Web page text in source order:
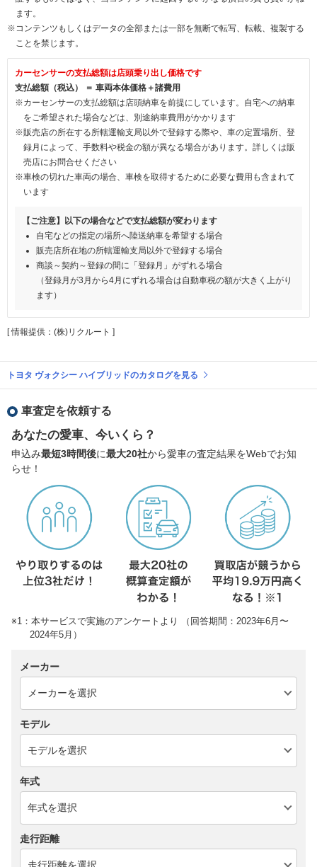
ます。
※コンテンツもしくはデータの全部または一部を無断で転写、転載、複製する
ことを禁じます。
カーセンサーの支払総額は店頭乗り出し価格です
支払総額（税込） ＝ 車両本体価格＋諸費用
※カーセンサーの支払総額は店頭納車を前提にしています。自宅への納車
をご希望された場合などは、別途納車費用がかかります
※販売店の所在する所轄運輸支局以外で登録する際や、車の定置場所、登
録月によって、手数料や税金の額が異なる場合があります。詳しくは販
売店にお問合せください
※車検の切れた車両の場合、車検を取得するために必要な費用も含まれて
います
【ご注意】以下の場合などで支払総額が変わります
自宅などの指定の場所へ陸送納車を希望する場合
販売店所在地の所轄運輸支局以外で登録する場合
商談～契約～登録の間に「登録月」がずれる場合
（登録月が3月から4月にずれる場合は自動車税の額が大きく上がり
ます）
[ 情報提供：(株)リクルート ]
トヨタ ヴォクシー ハイブリッドのカタログを見る
車査定を依頼する
あなたの愛車、今いくら？
申込み最短3時間後に最大20社から愛車の査定結果をWebでお知
らせ！
※1：本サービスで実施のアンケートより （回答期間：2023年6月〜
2024年5月）
メーカー
モデル
年式
走行距離